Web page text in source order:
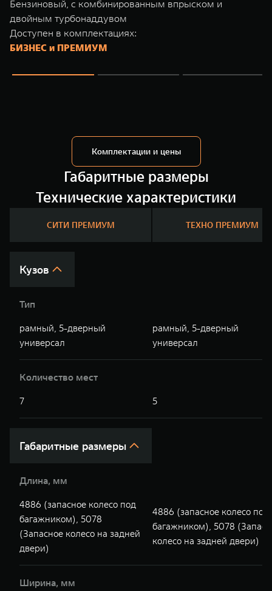
WEY 07
от 6 149 000 ₽
Масштаб возможностей
TANK Финансы
Корпоративным клиентам
TANK Страхование
Сервис
Специальные предложения
Моторные масла
Бензиновый, с комбинированным впрыском и
двойным турбонаддувом
Доступен в комплектациях:
БИЗНЕС и ПРЕМИУМ
Комплектации и цены
Габаритные размеры
Технические характеристики
СИТИ ПРЕМИУМ ТЕХНО ПРЕМИУМ
Кузов
Тип
рамный, 5-дверный
универсал
рамный, 5-дверный
универсал
Количество мест
7 5
Габаритные размеры
Длина, мм
4886 (запасное колесо под
багажником), 5078
(Запасное колесо на задней
двери)
4886 (запасное колесо под
багажником), 5078
колесо на задней двери)
Ширина, мм